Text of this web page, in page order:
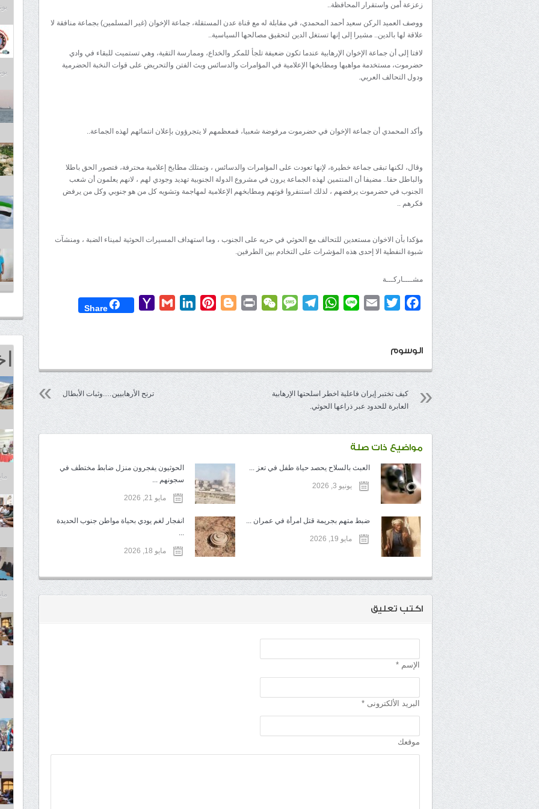
زعزعة أمن واستقرار المحافظة..
ووصف العميد الركن سعيد أحمد المحمدي، في مقابلة له مع قناة عدن المستقلة، جماعة الإخوان (غير المسلمين) بجماعة منافقة لا
علاقة لها بالدين.. مشيرا إلى إنها تستغل الدين لتحقيق مصالحها السياسية..
لافتا إلى أن جماعة الإخوان الإرهابية عندما تكون ضعيفة تلجأ للمكر والخداع، وممارسة التقية، وهي تستميت للبقاء في وادي
حضرموت، مستخدمة مواهبها ومطابخها الإعلامية في المؤامرات والدسائس وبث الفتن والتحريض على قوات النخبة الحضرمية
ودول التحالف العربي.
وأكد المحمدي أن جماعة الإخوان في حضرموت مرفوضة شعبيا، فمعظمهم لا يتجرؤون بإعلان انتمائهم لهذه الجماعة..
وقال، لكنها تبقى جماعة خطيرة، لإنها تعودت على المؤامرات والدسائس ، وتمتلك مطابخ إعلامية محترفة، فتصور الحق باطلا
والباطل حقا.. مضيفا أن المنتمين لهذه الجماعة يرون في مشروع الدولة الجنوبية تهديد وجودي لهم ، لانهم يعلمون أن شعب
الجنوب في حضرموت يرفضهم ، لذلك استنفروا قوتهم ومطابخهم الإعلامية لمهاجمة وتشويه كل من هو جنوبي وكل من يرفض
فكرهم ..
مؤكدا بأن الاخوان مستعدين للتحالف مع الحوثي في حربه على الجنوب ، وما استهداف المسيرات الحوثية لميناء الضبة ، ومنشآت
شبوة النفطية الا إحدى هذه المؤشرات على التخادم بين الطرفين.
مشــــاركـــة
Facebook
Twitter
Email
Line
WhatsApp
Telegram
Message
WeChat
Print
Blogger
Pinterest
LinkedIn
Gmail
Yahoo
Share
الوسوم
ترنح الأرهابيين….وثبات الأبطال
كيف تختبر إيران فاعلية اخطر اسلحتها الإرهابية
العابرة للحدود عبر ذراعها الحوثي.
مواضيع ذات صلة
العبث بالسلاح يحصد حياة طفل في تعز ...
يونيو 3, 2026
الحوثيون يفجرون منزل ضابط مختطف في
سجونهم ...
مايو 21, 2026
ضبط متهم بجريمة قتل امرأة في عمران ...
مايو 19, 2026
انفجار لغم يودي بحياة مواطن جنوب الحديدة
...
مايو 18, 2026
اكتب تعليق
الإسم *
البريد الألكترونى *
موقعك
مايو
مايو